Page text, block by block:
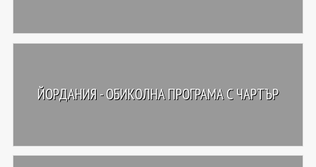
ЙОРДАНИЯ - ОБИКОЛНА ПРОГРАМА С ЧАРТЪР